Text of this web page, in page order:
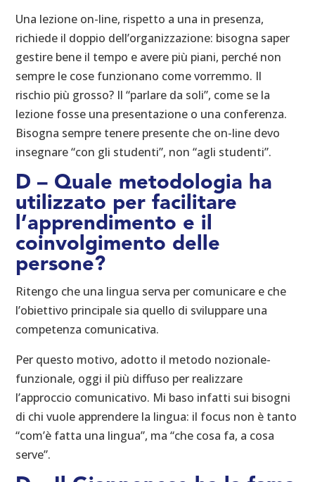
Una lezione on-line, rispetto a una in presenza,
richiede il doppio dell’organizzazione: bisogna saper
gestire bene il tempo e avere più piani, perché non
sempre le cose funzionano come vorremmo. Il
rischio più grosso? Il “parlare da soli”, come se la
lezione fosse una presentazione o una conferenza.
Bisogna sempre tenere presente che on-line devo
insegnare “con gli studenti”, non “agli studenti”.
D – Quale metodologia ha
utilizzato per facilitare
l’apprendimento e il
coinvolgimento delle
persone?
Ritengo che una lingua serva per comunicare e che
l’obiettivo principale sia quello di sviluppare una
competenza comunicativa.
Per questo motivo, adotto il metodo nozionale-
funzionale, oggi il più diffuso per realizzare
l’approccio comunicativo. Mi baso infatti sui bisogni
di chi vuole apprendere la lingua: il focus non è tanto
“com’è fatta una lingua”, ma “che cosa fa, a cosa
serve”.